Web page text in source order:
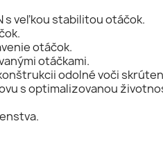
s veľkou stabilitou otáčok.
otáčok.
otáčkami.
odolné voči
s optimalizovanou